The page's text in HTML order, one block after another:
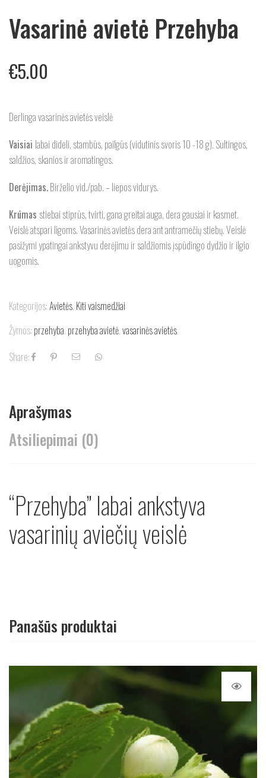
Vasarinė avietė Przehyba
€5.00
Derlinga vasarinės avietės veislė
Vaisiai labai dideli, stambūs, pailgūs (vidutinis svoris 10 -18 g). Sultingos,
saldžios, skanios ir aromatingos.
Derėjimas.Birželio vid./pab. – liepos vidurys.
Krūmas stiebai stiprūs, tvirti, gana greitai auga, dera gausiai ir kasmet.
Veislė atspari ligoms. Vasarinės avietės dera ant antramečių stiebų. Veislė
pasižymi ypatingai ankstyvu derėjimu ir saldžiomis įspūdingo dydžio ir ilgio
uogomis.
Kategorijos:Avietės, Kiti vaismedžiai
Žymos: przehyba, przehyba avietė,vasarinės avietės
Share:
Aprašymas
Atsiliepimai (0)
“Przehyba” labai ankstyva
vasarinių aviečių veislė
Panašūs produktai